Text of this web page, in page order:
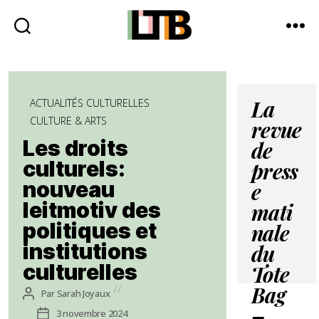
Tote
Catégories
ACTUALITÉS CULTURELLES
CULTURE & ARTS
Les droits
culturels:
nouveau
leitmotiv des
politiques et
institutions
culturelles
Auteur
de
ParSarah Joyaux
Date3 novembre 2024
La
revue
de
press
e
mati
nale
du
Tote
Bag